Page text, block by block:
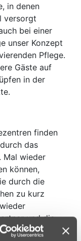
in denen
versorgt
bei einer
unser Konzept
Pflege.
Gäste auf
in der
finden
das
Mal wieder
können,
durch die
zu kurz
und die